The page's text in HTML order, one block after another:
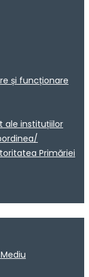
și funcționare
ale instituțiilor
Primăriei